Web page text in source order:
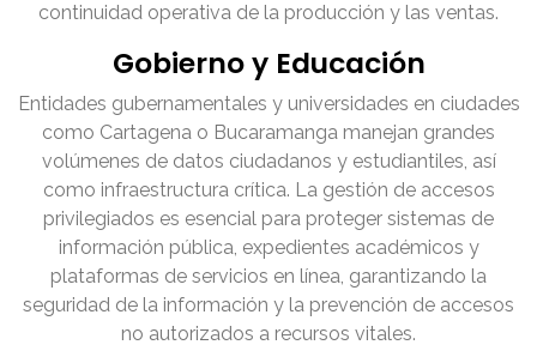
continuidad operativa de la producción y las ventas.
Gobierno y Educación
Entidades gubernamentales y universidades en ciudades
como Cartagena o Bucaramanga manejan grandes
volúmenes de datos ciudadanos y estudiantiles, así
como infraestructura crítica. La gestión de accesos
privilegiados es esencial para proteger sistemas de
información pública, expedientes académicos y
plataformas de servicios en línea, garantizando la
seguridad de la información y la prevención de accesos
no autorizados a recursos vitales.